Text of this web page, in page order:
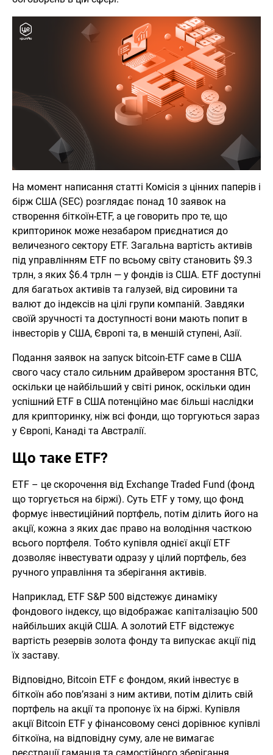
На момент написання статті Комісія з цінних паперів і
бірж США (SEC) розглядає понад 10 заявок на
створення біткоїн-ETF, а це говорить про те, що
крипторинок може незабаром приєднатися до
величезного сектору ETF. Загальна вартість активів
під управлінням ETF по всьому світу становить $9.3
трлн, з яких $6.4 трлн — у фондів із США. ETF доступні
для багатьох активів та галузей, від сировини та
валют до індексів на цілі групи компаній. Завдяки
своїй зручності та доступності вони мають попит в
інвесторів у США, Європі та, в меншій ступені, Азії.
Подання заявок на запуск bitcoin-ETF саме в США
свого часу стало сильним драйвером зростання BTC,
оскільки це найбільший у світі ринок, оскільки один
успішний ETF в США потенційно має більші наслідки
для крипторинку, ніж всі фонди, що торгуються зараз
у Європі, Канаді та Австралії.
Що таке ETF?
ETF – це скорочення від Exchange Traded Fund (фонд
що торгується на біржі). Суть ETF у тому, що фонд
формує інвестиційний портфель, потім ділить його на
акції, кожна з яких дає право на володіння часткою
всього портфеля. Тобто купівля однієї акції ETF
дозволяє інвестувати одразу у цілий портфель, без
ручного управління та зберігання активів.
Наприклад, ETF S&P 500 відстежує динаміку
фондового індексу, що відображає капіталізацію 500
найбільших акцій США. А золотий ETF відстежує
вартість резервів золота фонду та випускає акції під
їх заставу.
Відповідно, Bitcoin ETF є фондом, який інвестує в
біткоїн або пов’язані з ним активи, потім ділить свій
портфель на акції та пропонує їх на біржі. Купівля
акції Bitcoin ETF у фінансовому сенсі дорівнює купівлі
біткоїна, на відповідну суму, але не вимагає
реєстрації гаманця та самостійного зберігання